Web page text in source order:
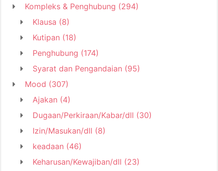
Kompleks & Penghubung (294)
Klausa (8)
Kutipan (18)
Penghubung (174)
Syarat dan Pengandaian (95)
Mood (307)
Ajakan (4)
Dugaan/Perkiraan/Kabar/dll (30)
Izin/Masukan/dll (8)
keadaan (46)
Keharusan/Kewajiban/dll (23)